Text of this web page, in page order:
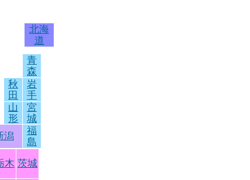
北海
道
青
森
秋
田
岩
手
山
形
宮
城
潟
福
島
木 茨城